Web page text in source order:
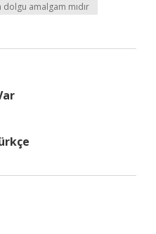
dolgu amalgam mıdır